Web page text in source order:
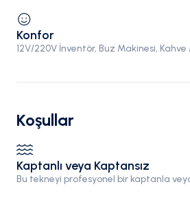
Konfor
12V/220V İnventör, Buz Makinesi,
Koşullar
Kaptanlı veya Kaptansız
Bu tekneyi profesyonel bir kaptanla